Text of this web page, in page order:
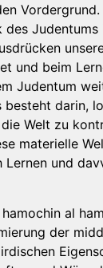
des Judentums
und beim
Judentum
besteht darin,
Welt zu
materielle
Lernen und
al
der